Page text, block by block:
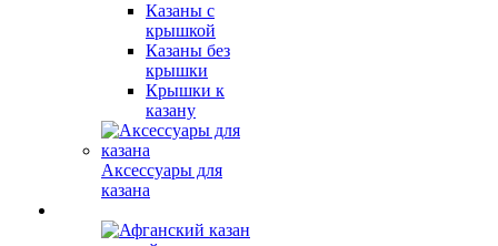
Казаны с
крышкой
Казаны без
крышки
Крышки к
казану
Аксессуары для
казана